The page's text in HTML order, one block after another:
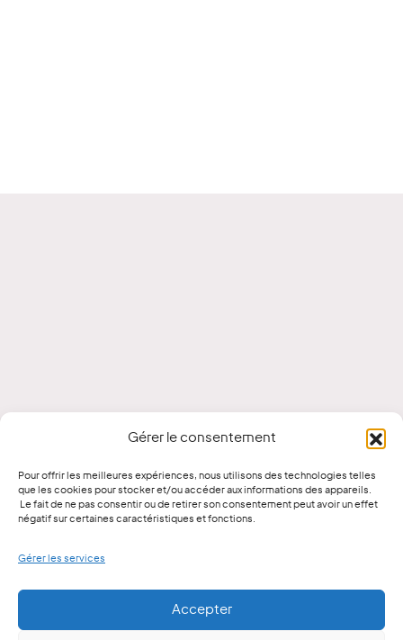
Gérer le consentement
Pour offrir les meilleures expériences, nous utilisons des technologies telles
que les cookies pour stocker et/ou accéder aux informations des appareils.
Le fait de ne pas consentir ou de retirer son consentement peut avoir un effet
négatif sur certaines caractéristiques et fonctions.
Gérer les services
Accepter